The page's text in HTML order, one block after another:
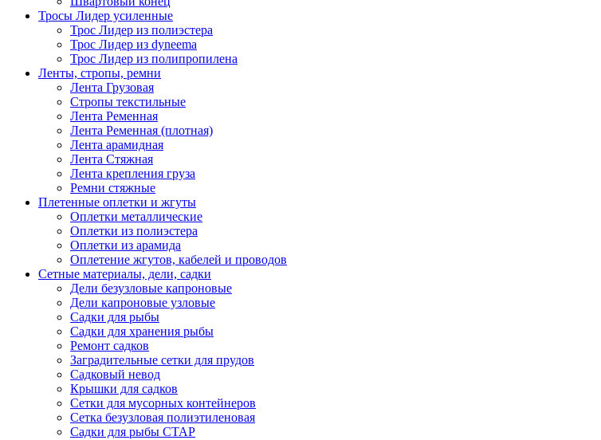
Тросы Лидер усиленные
Трос Лидер из полиэстера
Трос Лидер из dyneema
Трос Лидер из полипропилена
Ленты, стропы, ремни
Лента Грузовая
Стропы текстильные
Лента Ременная
Лента Ременная (плотная)
Лента арамидная
Лента Стяжная
Лента крепления груза
Ремни стяжные
Плетенные оплетки и жгуты
Оплетки металлические
Оплетки из полиэстера
Оплетки из арамида
Оплетение жгутов, кабелей и проводов
Сетные материалы, дели, садки
Дели безузловые капроновые
Дели капроновые узловые
Садки для рыбы
Садки для хранения рыбы
Ремонт садков
Заградительные сетки для прудов
Садковый невод
Крышки для садков
Сетки для мусорных контейнеров
Сетка безузловая полиэтиленовая
Садки для рыбы СТАР